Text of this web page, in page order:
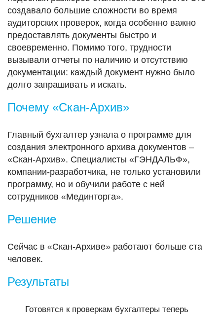
создавало большие сложности во время
аудиторских проверок, когда особенно важно
предоставлять документы быстро и
своевременно. Помимо того, трудности
вызывали отчеты по наличию и отсутствию
документации: каждый документ нужно было
долго запрашивать и искать.
Почему «Скан-Архив»
Главный бухгалтер узнала о программе для
создания электронного архива документов –
«Скан-Архив». Специалисты «ГЭНДАЛЬФ»,
компании-разработчика, не только установили
программу, но и обучили работе с ней
сотрудников «Мединторга».
Решение
Сейчас в «Скан-Архиве» работают больше ста
человек.
Результаты
Готовятся к проверкам бухгалтеры теперь